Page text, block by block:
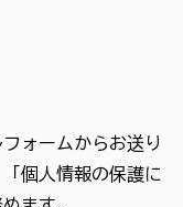
ォームからお送り
個人情報の保護に